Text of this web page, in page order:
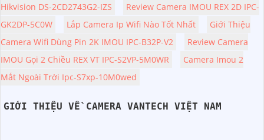
Hikvision DS-2CD2743G2-IZS
Review Camera IMOU REX 2D IPC-
GK2DP-5C0W
Lắp Camera Ip Wifi Nào Tốt Nhất
Giới Thiệu
Camera Wifi Dùng Pin 2K IMOU IPC-B32P-V2
Review Camera
IMOU Gọi 2 Chiều REX VT IPC-S2VP-5M0WR
Camera Imou 2
Mắt Ngoài Trời Ipc-S7xp-10M0wed
GIỚI THIỆU VỀ CAMERA VANTECH VIỆT NAM